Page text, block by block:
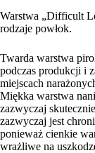
Warstwa „Difficult
rodzaje powłok.
Twarda warstwa
podczas produkcji i
miejscach
Miękka warstwa
zazwyczaj
zazwyczaj jest
ponieważ cienkie
wrażliwe na